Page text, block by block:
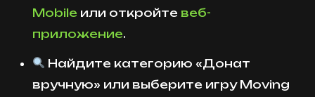
Mobile или откройте веб-
приложение.
Найдите категорию «Донат
вручную» или выберите игру Moving